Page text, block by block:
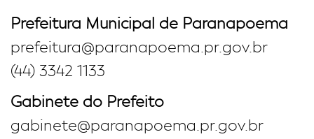
Prefeitura Municipal de Paranapoema
prefeitura@paranapoema.pr.gov.br
(44) 3342 1133
Gabinete do Prefeito
gabinete@paranapoema.pr.gov.br